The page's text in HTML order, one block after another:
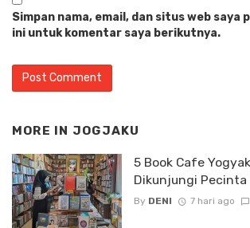
Simpan nama, email, dan situs web saya
ini untuk komentar saya berikutnya.
MORE IN JOGJAKU
5 Book Cafe
Dikunjungi Pecinta
By DENI 7 hari ago